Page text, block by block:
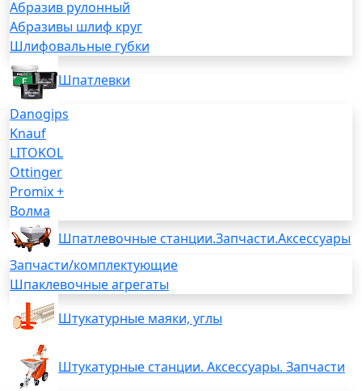
Абразив рулонный
Абразивы шлиф круг
Шлифовальные губки
Шпатлевки
Danogips
Knauf
LITOKOL
Ottinger
Promix +
Волма
Шпатлевочные станции.Запчасти.Аксессуары
Запчасти/комплектующие
Шпаклевочные агрегаты
Штукатурные маяки, углы
Штукатурные станции. Аксессуары. Запчасти